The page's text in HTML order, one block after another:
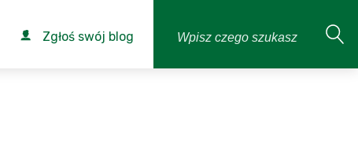
Zgłoś swój blog